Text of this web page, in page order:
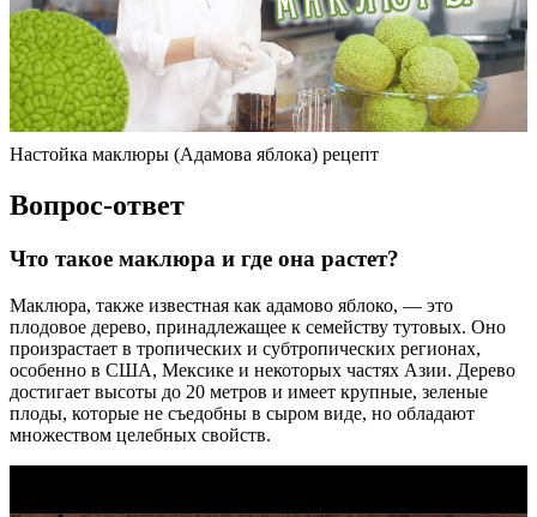
Настойка маклюры (Адамова яблока) рецепт
Вопрос-ответ
Что такое маклюра и где она растет?
Маклюра, также известная как адамово яблоко, — это
плодовое дерево, принадлежащее к семейству тутовых. Оно
произрастает в тропических и субтропических регионах,
особенно в США, Мексике и некоторых частях Азии. Дерево
достигает высоты до 20 метров и имеет крупные, зеленые
плоды, которые не съедобны в сыром виде, но обладают
множеством целебных свойств.